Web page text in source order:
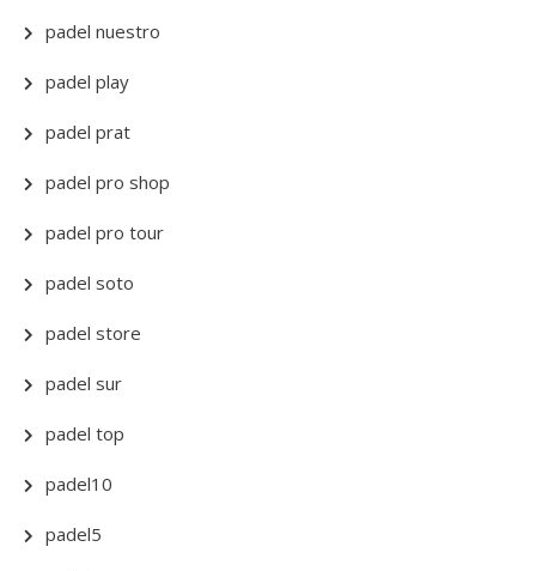
padel nuestro
padel play
padel prat
padel pro shop
padel pro tour
padel soto
padel store
padel sur
padel top
padel10
padel5